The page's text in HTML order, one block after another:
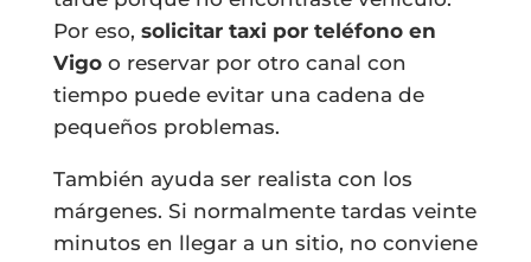
Por eso, solicitar taxi por teléfono en
Vigoo reservar por otro canal con
tiempo puede evitar una cadena de
pequeños problemas.
También ayuda ser realista con los
márgenes. Si normalmente tardas veinte
minutos en llegar a un sitio, no conviene